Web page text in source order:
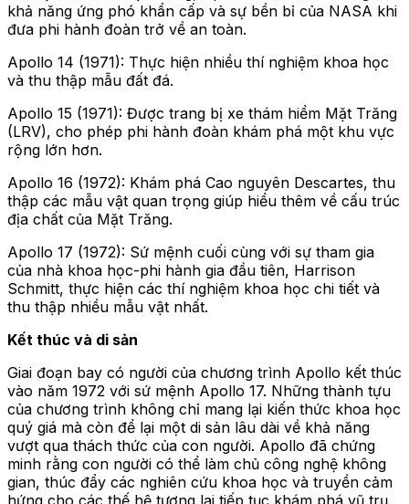
khả năng ứng phó khẩn cấp và sự bền bỉ của NASA khi
đưa phi hành đoàn trở về an toàn.
Apollo 14 (1971): Thực hiện nhiều thí nghiệm khoa học
và thu thập mẫu đất đá.
Apollo 15 (1971): Được trang bị xe thám hiểm Mặt Trăng
(LRV), cho phép phi hành đoàn khám phá một khu vực
rộng lớn hơn.
Apollo 16 (1972): Khám phá Cao nguyên Descartes, thu
thập các mẫu vật quan trọng giúp hiểu thêm về cấu trúc
địa chất của Mặt Trăng.
Apollo 17 (1972): Sứ mệnh cuối cùng với sự tham gia
của nhà khoa học-phi hành gia đầu tiên, Harrison
Schmitt, thực hiện các thí nghiệm khoa học chi tiết và
thu thập nhiều mẫu vật nhất.
Kết thúc và di sản
Giai đoạn bay có người của chương trình Apollo kết thúc
vào năm 1972 với sứ mệnh Apollo 17. Những thành tựu
của chương trình không chỉ mang lại kiến thức khoa học
quý giá mà còn để lại một di sản lâu dài về khả năng
vượt qua thách thức của con người. Apollo đã chứng
minh rằng con người có thể làm chủ công nghệ không
gian, thúc đẩy các nghiên cứu khoa học và truyền cảm